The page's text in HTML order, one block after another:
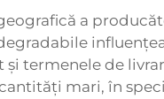
a
și termenele de
mari, în